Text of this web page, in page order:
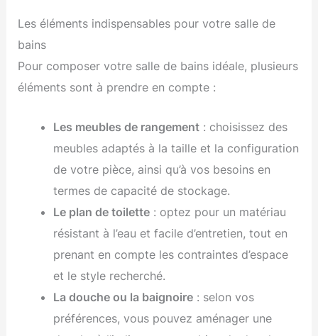
Les éléments indispensables pour votre salle de
bains
Pour composer votre salle de bains idéale, plusieurs
éléments sont à prendre en compte :
Les meubles de rangement: choisissez des
meubles adaptés à la taille et la configuration
de votre pièce, ainsi qu’à vos besoins en
termes de capacité de stockage.
Le plan de toilette: optez pour un matériau
résistant à l’eau et facile d’entretien, tout en
prenant en compte les contraintes d’espace
et le style recherché.
La douche ou la baignoire: selon vos
préférences, vous pouvez aménager une